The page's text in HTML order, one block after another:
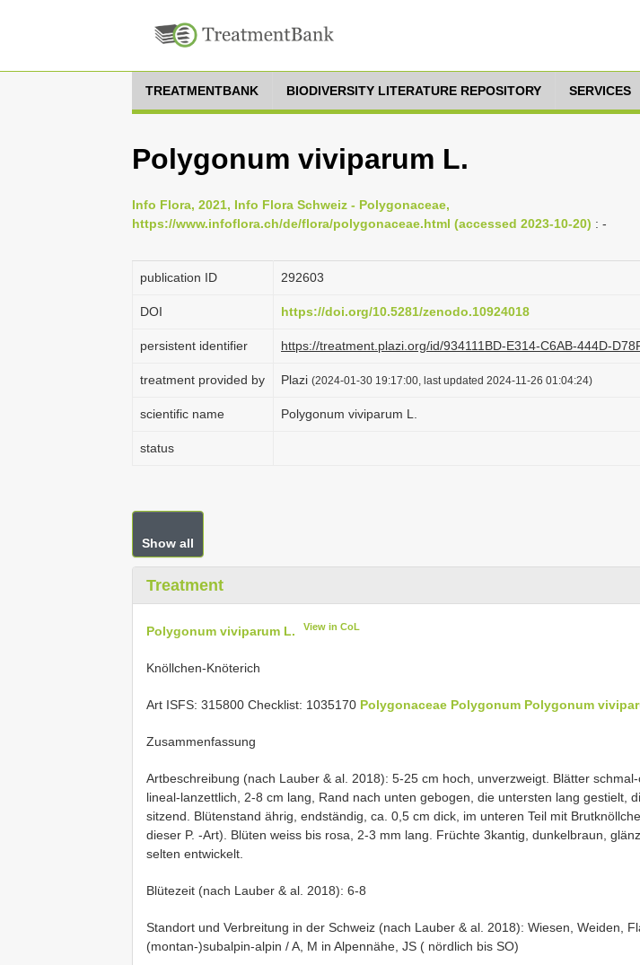
TREATMENTBANK BIODIVERSITY LITERATURE REPOSITORY SERVICES
Polygonum viviparum L.
Info Flora, 2021, Info Flora Schweiz - Polygonaceae,
https://www.infoflora.ch/de/flora/polygonaceae.html (accessed 2023-10-20) : -
publication ID 292603
DOI https://doi.org/10.5281/zenodo.10924018
persistent identifier https://treatment.plazi.org/id/934111BD-E314-C6AB-444D-
treatment provided by Plazi (2024-01-30 19:17:00, last updated 2024-11-26 01:04:24)
scientific name Polygonum viviparum L.
status
Show all
Treatment
Polygonum viviparum L. View in CoL
Knöllchen-Knöterich
Art ISFS: 315800 Checklist: 1035170 Polygonaceae Polygonum Polygonum
Zusammenfassung
Artbeschreibung (nach Lauber & al. 2018): 5-25 cm hoch, unverzweigt. Blätter
lineal-lanzettlich, 2-8 cm lang, Rand nach unten gebogen, die untersten lang gestielt,
sitzend. Blütenstand ährig, endständig, ca. 0,5 cm dick, im unteren Teil mit
dieser P. -Art). Blüten weiss bis rosa, 2-3 mm lang. Früchte 3kantig, dunkelbraun,
selten entwickelt.
Blütezeit (nach Lauber & al. 2018): 6-8
Standort und Verbreitung in der Schweiz (nach Lauber & al. 2018): Wiesen, Weiden,
(montan-)subalpin-alpin / A, M in Alpennähe, JS ( nördlich bis SO)